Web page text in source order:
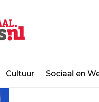
Cultuur Sociaal en
Redactie